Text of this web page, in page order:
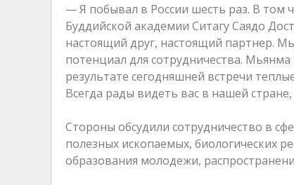
— Я побывал в России шесть раз. В том
Буддийской академии Ситагу Саядо
настоящий друг, настоящий партнер.
потенциал для сотрудничества.
результате сегодняшней встречи
Всегда рады видеть вас в нашей
Стороны обсудили сотрудничество в
полезных ископаемых, биологических
образования молодежи,